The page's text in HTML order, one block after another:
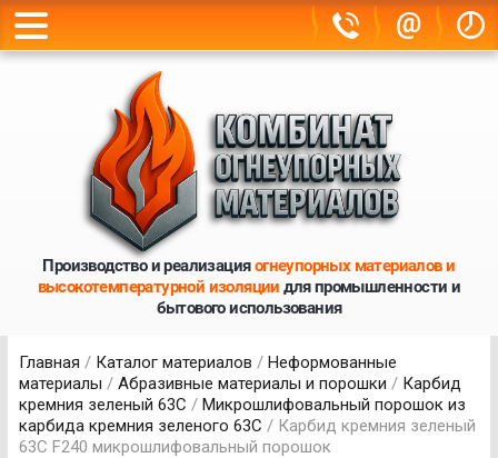
@
Производство и реализацияогнеупорных материалов и
высокотемпературной изоляции для промышленности и
бытового использования
Главная / Каталог материалов / Неформованные
материалы / Абразивные материалы и порошки / Карбид
кремния зеленый 63С / Микрошлифовальный порошок из
карбида кремния зеленого 63С / Карбид кремния зеленый
63С F240 микрошлифовальный порошок